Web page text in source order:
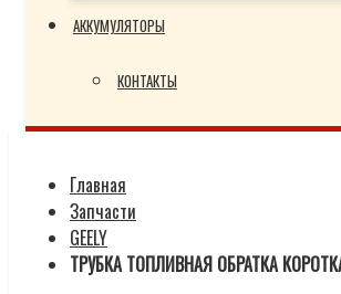
АККУМУЛЯТОРЫ
КОНТАКТЫ
Главная
Запчасти
GEELY
ТРУБКА ТОПЛИВНАЯ ОБРАТКА